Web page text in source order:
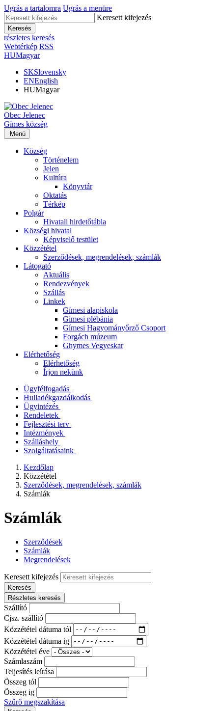
Ugrás a tartalomra Ugrás a menüre
Keresett kifejezés
Keresés
részletes keresés
Webtérkép RSS
HUMagyar
SKSlovensky
ENEnglish
HUMagyar
Obec Jelenec
Gímes község
Menü
Község
Történelem
Jelen
Kultúra
Könyvtár
Oktatás
Térkép
Polgár
Hivatali hirdetőtábla
Községi hivatal
Képviselő testület
Közzététel
Szerződések, megrendelések, számlák
Látogató
Aktuális
Rendezvények
Szállás
Linkek
Gímesi alapiskola
Gímesi plébánia
Gímesi Hagyományőrző Csoport
Forgách múzeum
Ghymes Vegyeskar
Elérhetőség
Elérhetőség
Írjon nekünk
Ügyfélfogadás
Hulladékgazdálkodás
Ügyintézés
Rendeletek
Fejlesztési terv
Intézmények
Szálláshely
Szolgáltatásaink
Kezdőlap
Közzététel
Szerződések, megrendelések, számlák
Számlák
Számlák
Szerződések
Számlák
Megrendelések
Keresett kifejezés
Keresés
Részletes keresés
Szállító
Cjsz. szállító
Közzététel dátuma tól
Közzététel dátuma ig
Közzététel éve
Számlaszám
Teljesítés leírása
Összeg tól
Összeg ig
Szűrő megszakítása